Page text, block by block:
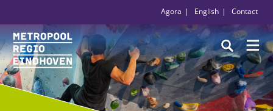
Agora English Contact